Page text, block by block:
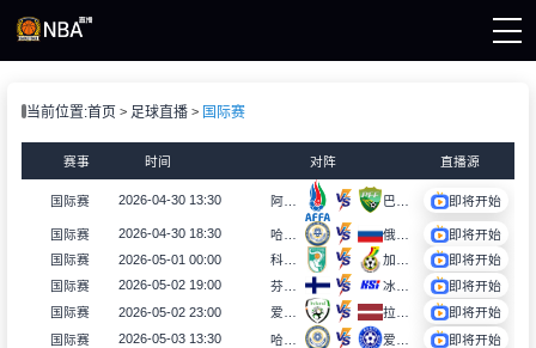
播
播
当前位置:首页 足球直播 国际赛
赛事 时间 对阵 直播源
国际赛 2026-04-30 13:30 即将开始
国际赛 2026-04-30 18:30
即将开始
国际赛
2026-05-01 00:00 科特迪瓦U17 加纳U17
即将开始
国际赛
2026-05-02 19:00
即将开始
国际赛
2026-05-02 23:00
即将开始
国际赛
2026-05-03 13:30
即将开始